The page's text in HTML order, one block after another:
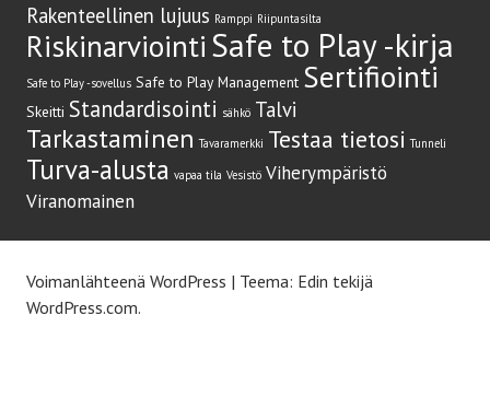
Rakenteellinen lujuus Ramppi Riipuntasilta
Riskinarviointi Safe to Play -kirja
Safe to Play -sovellus Safe to Play Management Sertifiointi
Skeitti Standardisointi sähkö Talvi
Tarkastaminen Tavaramerkki Testaa tietosi Tunneli
Turva-alusta vapaa tila Vesistö Viherympäristö
Viranomainen
Voimanlähteenä WordPress | Teema: Edin tekijä
WordPress.com.